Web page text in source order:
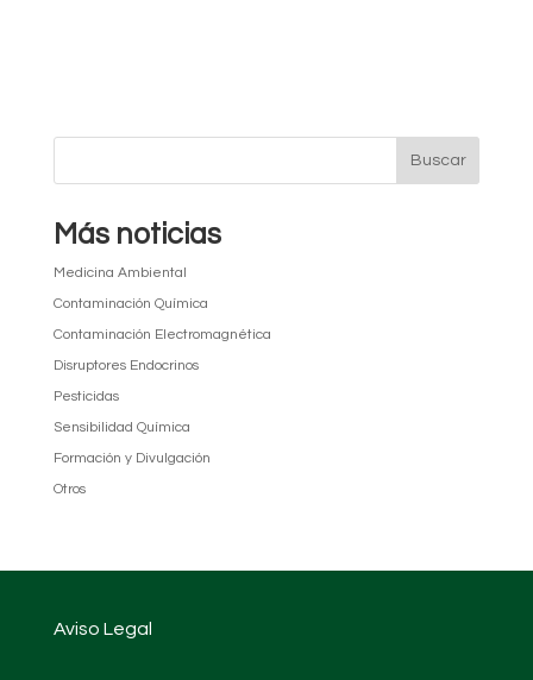
Más noticias
Medicina Ambiental
Contaminación Química
Contaminación Electromagnética
Disruptores Endocrinos
Pesticidas
Sensibilidad Química
Formación y Divulgación
Otros
Aviso Legal